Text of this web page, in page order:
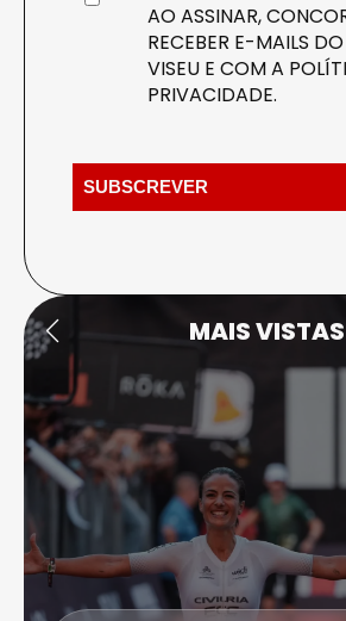
AO ASSINAR,
RECEBER E-MAILS
VISEU E COM A
PRIVACIDADE.
MAIS VISTAS